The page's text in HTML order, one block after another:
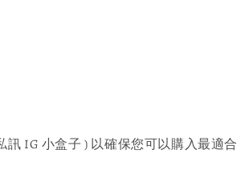
訊 IG 小盒子 ) 以確保您可以購入最適合